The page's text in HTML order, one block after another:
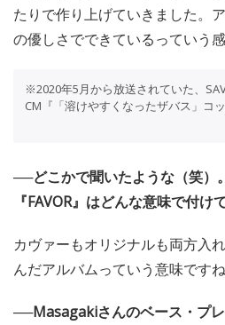
たりで作り上げていきました。
の優しさでできているっていう感
※2020年5月から放送されていた、
CM『「溶けやすくなったザバス」コ
──どこかで聞いたような（笑）
『FAVOR』はどんな意味で付け
カヴァーもオリジナルも両方入
んだアルバムっていう意味ですね
──Masagakiさんのベース・プ